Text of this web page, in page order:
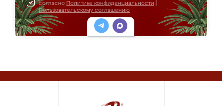
согласно Политике конфиденциальности
Пользовательскому соглашению